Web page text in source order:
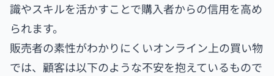
識やスキルを活かすことで購入者からの信用を高め
られます。
販売者の素性がわかりにくいオンライン上の買い物
では、顧客は以下のような不安を抱えているもので